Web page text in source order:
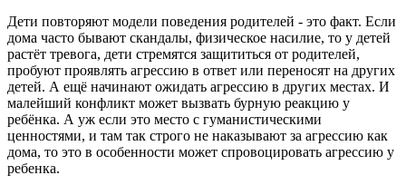
Дети повторяют модели поведения родителей - это факт. Если
дома часто бывают скандалы, физическое насилие, то у детей
растёт тревога, дети стремятся защититься от родителей,
пробуют проявлять агрессию в ответ или переносят на других
детей. А ещё начинают ожидать агрессию в других местах. И
малейший конфликт может вызвать бурную реакцию у
ребёнка. А уж если это место с гуманистическими
ценностями, и там так строго не наказывают за агрессию как
дома, то это в особенности может спровоцировать агрессию у
ребенка.